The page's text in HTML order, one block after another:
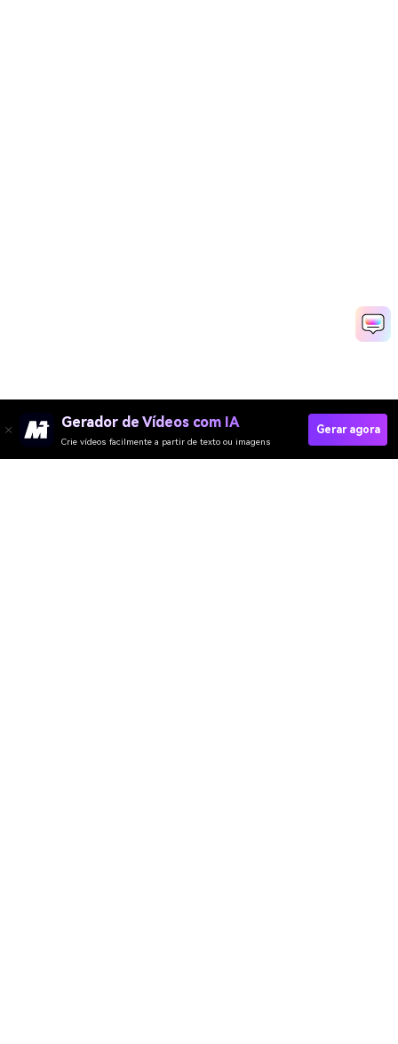
Gerador de Vídeos com IA
Crie vídeos facilmente a partir de texto ou imagens
Gerar agora